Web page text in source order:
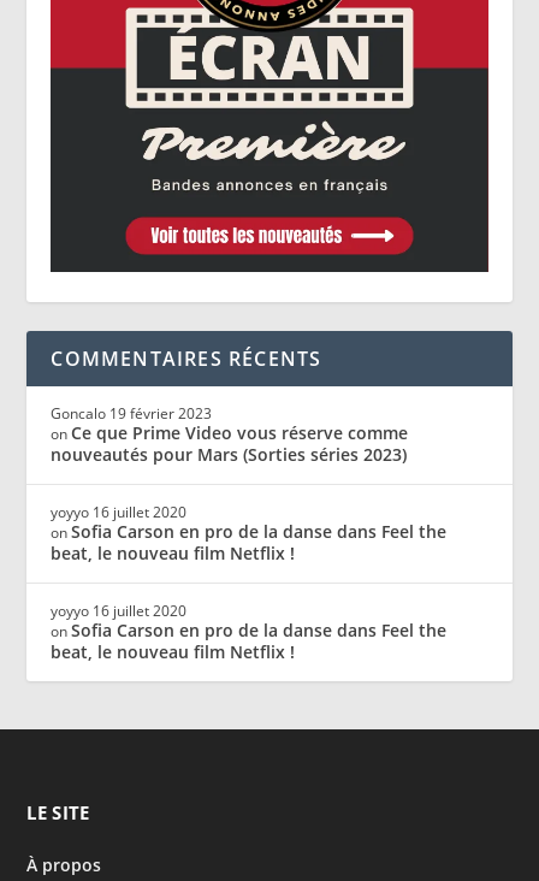
COMMENTAIRES RÉCENTS
Goncalo 19 février 2023
onCe que Prime Video vous réserve comme
nouveautés pour Mars (Sorties séries 2023)
yoyyo 16 juillet 2020
onSofia Carson en pro de la danse dans Feel the
beat, le nouveau film Netflix !
yoyyo 16 juillet 2020
onSofia Carson en pro de la danse dans Feel the
beat, le nouveau film Netflix !
LE SITE
À propos